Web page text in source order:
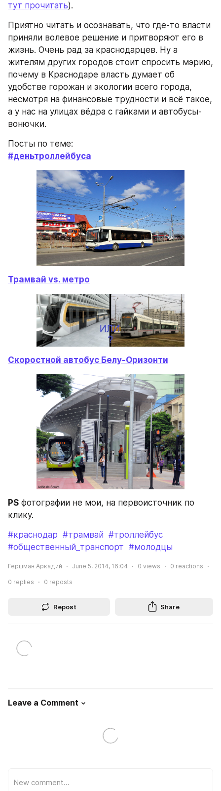
тут прочитать).
Приятно читать и осознавать, что где-то власти
приняли волевое решение и притворяют его в
жизнь. Очень рад за краснодарцев. Ну а
жителям других городов стоит спросить мэрию,
почему в Краснодаре власть думает об
удобстве горожан и экологии всего города,
несмотря на финансовые трудности и всё такое,
а у нас на улицах вёдра с гайками и автобусы-
вонючки.
Посты по теме:
#деньтроллейбуса
Трамвай vs. метро
Скоростной автобус Белу-Оризонти
PS фотографии не мои, на первоисточник по
клику.
#краснодар #трамвай #троллейбус
#общественный_транспорт #молодцы
Гершман Аркадий June 5, 2014, 16:04 0 views 0 reactions
0 replies 0 reposts
Repost Share
Leave a Comment